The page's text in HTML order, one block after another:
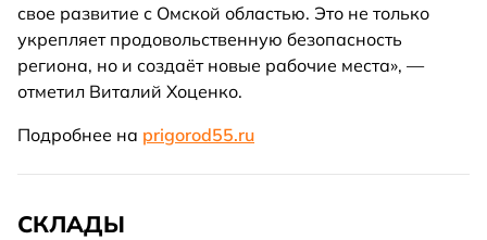
свое развитие с Омской областью. Это не только
укрепляет продовольственную безопасность
региона, но и создаёт новые рабочие места», —
отметил Виталий Хоценко.
Подробнее на prigorod55.ru
СКЛАДЫ